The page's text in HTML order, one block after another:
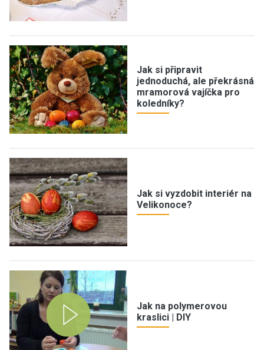
Jak si připravit
jednoduchá, ale překrásná
mramorová vajíčka pro
koledníky?
Jak si vyzdobit interiér na
Velikonoce?
Jak na polymerovou
kraslici | DIY